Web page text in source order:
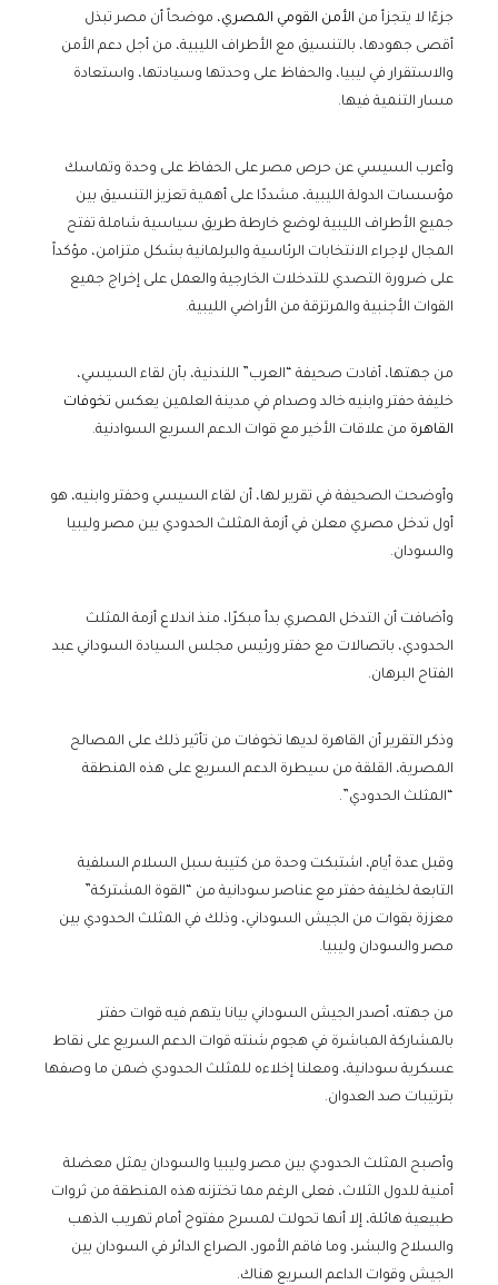
جزءًا لا يتجزأ من الأمن القومي المصري، موضحاً أن مصر تبذل
أقصى جهودها، بالتنسيق مع الأطراف الليبية، من أجل دعم الأمن
والاستقرار في ليبيا، والحفاظ على وحدتها وسيادتها، واستعادة
مسار التنمية فيها.
وأعرب السيسي عن حرص مصر على الحفاظ على وحدة وتماسك
مؤسسات الدولة الليبية، مشددًا على أهمية تعزيز التنسيق بين
جميع الأطراف الليبية لوضع خارطة طريق سياسية شاملة تفتح
المجال لإجراء الانتخابات الرئاسية والبرلمانية بشكل متزامن، مؤكداً
على ضرورة التصدي للتدخلات الخارجية والعمل على إخراج جميع
القوات الأجنبية والمرتزقة من الأراضي الليبية.
من جهتها، أفادت صحيفة “العرب” اللندنية، بأن لقاء السيسي،
خليفة حفتر وابنيه خالد وصدام في مدينة العلمين يعكس تخوفات
القاهرة من علاقات الأخير مع قوات الدعم السريع السوادنية.
وأوضحت الصحيفة في تقرير لها، أن لقاء السيسي وحفتر وابنيه، هو
أول تدخل مصري معلن في أزمة المثلث الحدودي بين مصر وليبيا
والسودان.
وأضافت أن التدخل المصري بدأ مبكرًا، منذ اندلاع أزمة المثلث
الحدودي، باتصالات مع حفتر ورئيس مجلس السيادة السوداني عبد
الفتاح البرهان.
وذكر التقرير أن القاهرة لديها تخوفات من تأثير ذلك على المصالح
المصرية، القلقة من سيطرة الدعم السريع على هذه المنطقة
“المثلث الحدودي”.
وقبل عدة أيام، اشتبكت وحدة من كتيبة سبل السلام السلفية
التابعة لخليفة حفتر مع عناصر سودانية من “القوة المشتركة”
معززة بقوات من الجيش السوداني، وذلك في المثلث الحدودي بين
مصر والسودان وليبيا.
من جهته، أصدر الجيش السوداني بيانا يتهم فيه قوات حفتر
بالمشاركة المباشرة في هجوم شنته قوات الدعم السريع على نقاط
عسكرية سودانية، ومعلنا إخلاءه للمثلث الحدودي ضمن ما وصفها
بترتيبات صد العدوان.
وأصبح المثلث الحدودي بين مصر وليبيا والسودان يمثل معضلة
أمنية للدول الثلاث، فعلى الرغم مما تختزنه هذه المنطقة من ثروات
طبيعية هائلة، إلا أنها تحولت لمسرح مفتوح أمام تهريب الذهب
والسلاح والبشر، وما فاقم الأمور، الصراع الدائر في السودان بين
الجيش وقوات الداعم السريع هناك.